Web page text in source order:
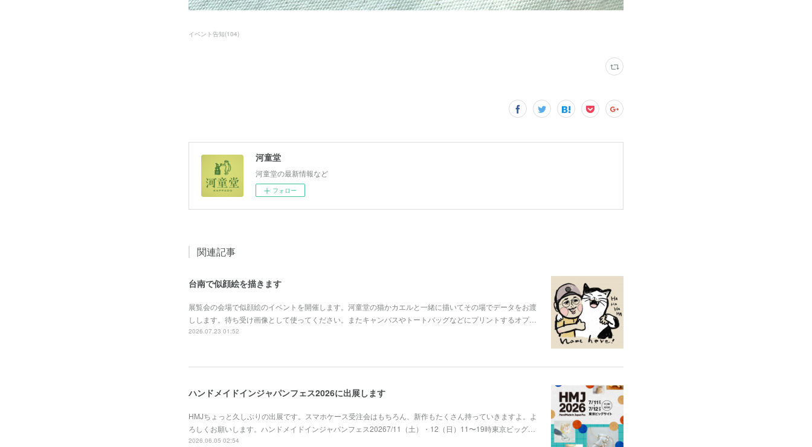
イベント告知(104)
河童堂
河童堂の最新情報など
フォロー
関連記事
台南で似顔絵を描きます
展覧会の会場で似顔絵のイベントを開催します。河童堂の猫かカエルと一緒に描いてその場でデータをお渡
しします。待ち受け画像として使ってください。またキャンバスやトートバッグなどにプリントするオプ…
2026.07.23 01:52
ハンドメイドインジャパンフェス2026に出展します
HMJちょっと久しぶりの出展です。スマホケース受注会はもちろん、新作もたくさん持っていきますよ。よ
ろしくお願いします。ハンドメイドインジャパンフェス20267/11（土）・12（日）11〜19時東京ビッグ…
2026.06.05 02:54